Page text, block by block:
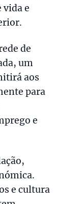
vida e
de
um
aos
para
e
e cultura